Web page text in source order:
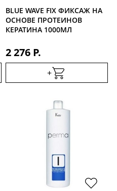
BLUE WAVE FIX ФИКСАЖ НА
ОСНОВЕ ПРОТЕИНОВ
КЕРАТИНА 1000МЛ
2 276 Р.
+